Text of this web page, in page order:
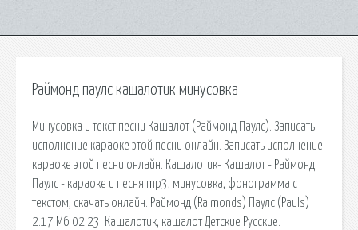
Раймонд паулс кашалотик минусовка
Минусовка и текст песни Кашалот (Раймонд Паулс). Записать
исполнение караоке этой песни онлайн. Записать исполнение
караоке этой песни онлайн. Кашалотик- Кашалот - Раймонд
Паулс - караоке и песня mp3, минусовка, фонограмма с
текстом, скачать онлайн. Раймонд (Raimonds) Паулс (Pauls)
2.17 Мб 02:23: Кашалотик, кашалот Детские Русские.